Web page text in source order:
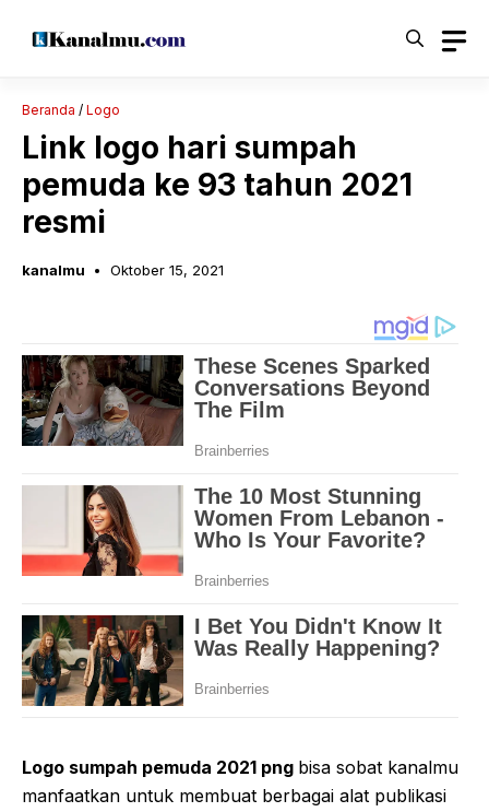
Beranda / Logo
Link logo hari sumpah
pemuda ke 93 tahun 2021
resmi
kanalmu Oktober 15, 2021
Logo sumpah pemuda 2021 png bisa sobat kanalmu
manfaatkan untuk membuat berbagai alat publikasi